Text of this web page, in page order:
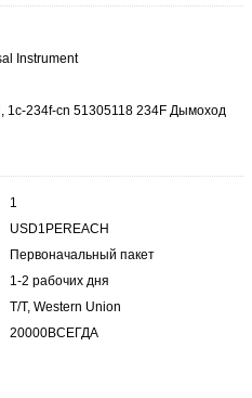
Instrument
1c-234f-cn 51305118 234F Дымоход
1
USD1PEREACH
Первоначальный пакет
1-2 рабочих дня
T/T, Western Union
20000ВСЕГДА